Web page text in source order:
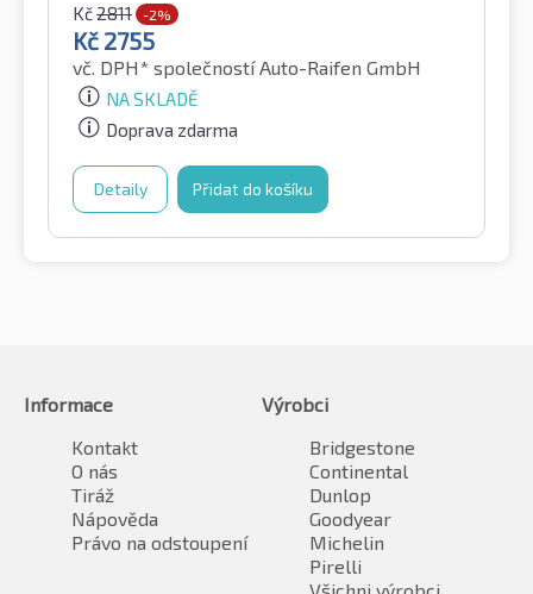
Kč2811 -2%
Kč 2755
vč. DPH* společností Auto-Raifen GmbH
NA SKLADĚ
Doprava zdarma
Detaily Přidat do košíku
Informace
Kontakt
O nás
Tiráž
Nápověda
Právo na odstoupení
Výrobci
Bridgestone
Continental
Dunlop
Goodyear
Michelin
Pirelli
Všichni výrobci